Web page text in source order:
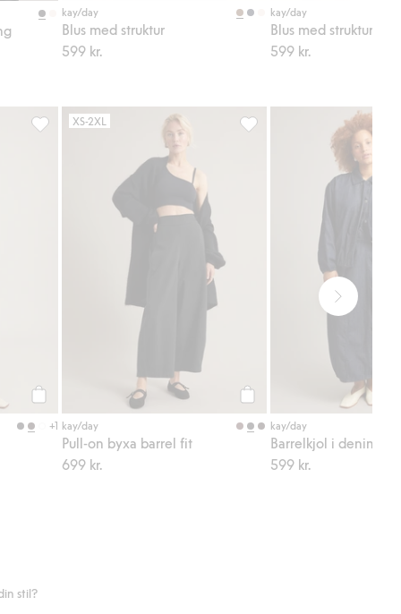
kay/day
Blus med struktur
599 kr.
kay/day
Blus med struktur
599 kr.
till i favoriter
+1
Linnebyxor barrel fit, Lägg till i favoriter
XS-2XL
Köp
kay/day
Pull-on byxa barrel fit
699 kr.
Pull-on byxa barrel fit,
kay/day
Barrelkjol i denim
599 kr.
stil?